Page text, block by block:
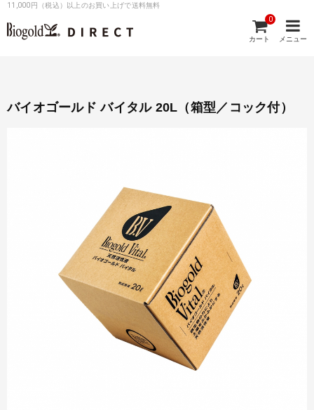
11,000円（税込）以上のお買い上げで送料無料
カート
0
メニュー
バイオゴールド バイタル 20L（箱型／コック付）